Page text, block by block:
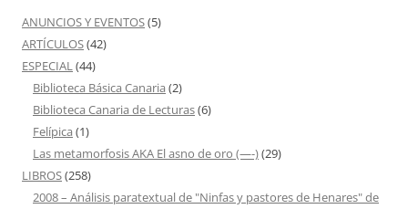
ANUNCIOS Y EVENTOS(5)
ARTÍCULOS(42)
ESPECIAL(44)
Biblioteca Básica Canaria (2)
Biblioteca Canaria de Lecturas(6)
Felípica (1)
Las metamorfosis AKA El asno de oro (—-)(29)
LIBROS(258)
2008 – Análisis paratextual de "Ninfas y pastores de Henares" de